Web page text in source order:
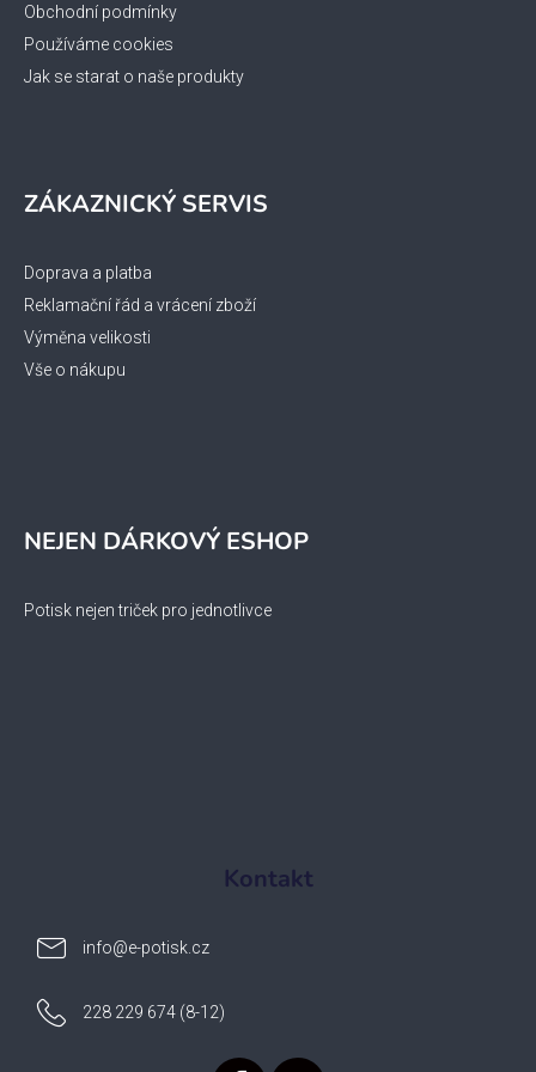
Obchodní podmínky
Používáme cookies
Jak se starat o naše produkty
ZÁKAZNICKÝ SERVIS
Doprava a platba
Reklamační řád a vrácení zboží
Výměna velikosti
Vše o nákupu
NEJEN DÁRKOVÝ ESHOP
Potisk nejen triček pro jednotlivce
Kontakt
info@e-potisk.cz
228 229 674 (8-12)